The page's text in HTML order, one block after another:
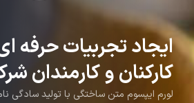
ایجاد تجربیات حرفه
کارکنان و کارمندان
لورم ایپسوم متن ساختگی با تولید سادگی